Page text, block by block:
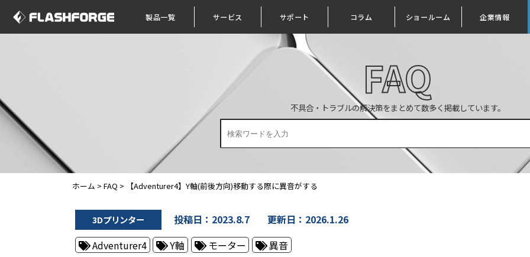
製品一覧 サービス サポート コラム ショールーム 企業情報
FAQ
不具合・トラブルの解決策をまとめて数多く掲載しています。
ホーム > FAQ > 【Adventurer4】Y軸(前後方向)移動する際に異音がする
3Dプリンター 投稿日：2023.8.7
更新日：2026.1.26
Adventurer4
Y軸 モーター 異音